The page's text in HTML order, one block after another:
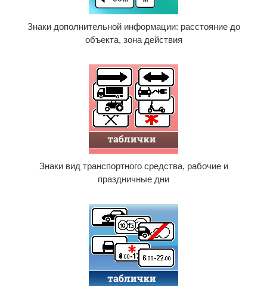
Знаки дополнительной информации: расстояние до
объекта, зона действия
Знаки вид транспортного средства, рабочие и
праздничные дни